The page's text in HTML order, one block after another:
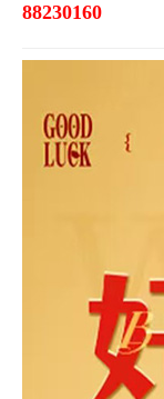
88230160